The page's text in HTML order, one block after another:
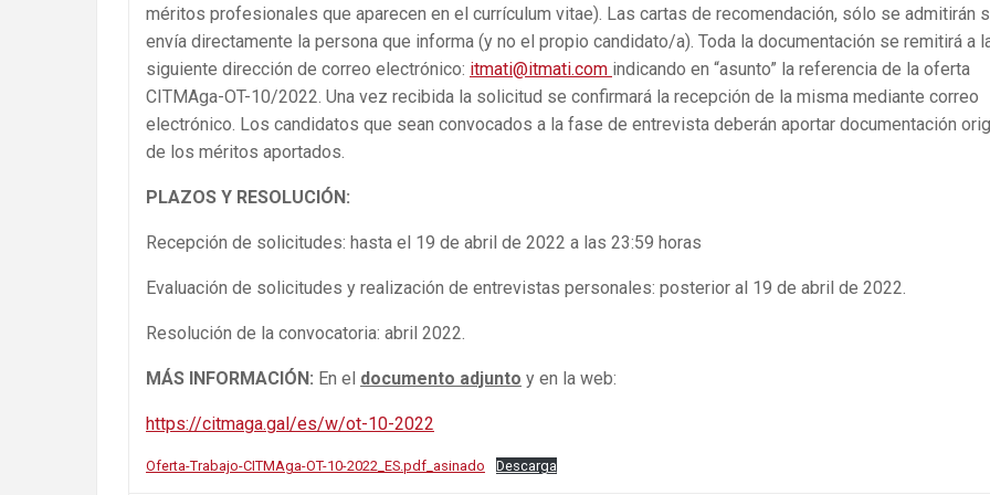
méritos profesionales que aparecen en el currículum vitae). Las cartas de recomendación, sólo se admitirán
envía directamente la persona que informa (y no el propio candidato/a). Toda la documentación se remitirá a
siguiente dirección de correo electrónico: itmati@itmati.com indicando en “asunto” la referencia de la oferta
CITMAga-OT-10/2022. Una vez recibida la solicitud se confirmará la recepción de la misma mediante correo
electrónico. Los candidatos que sean convocados a la fase de entrevista deberán aportar documentación
de los méritos aportados.
PLAZOS Y RESOLUCIÓN:
Recepción de solicitudes: hasta el 19 de abril de 2022 a las 23:59 horas
Evaluación de solicitudes y realización de entrevistas personales: posterior al 19 de abril de 2022.
Resolución de la convocatoria: abril 2022.
MÁS INFORMACIÓN: En el documento adjunto y en la web:
https://citmaga.gal/es/w/ot-10-2022
Oferta-Trabajo-CITMAga-OT-10-2022_ES.pdf_asinado Descarga